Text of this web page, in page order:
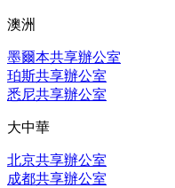
澳洲
墨爾本共享辦公室
珀斯共享辦公室
悉尼共享辦公室
大中華
北京共享辦公室
成都共享辦公室